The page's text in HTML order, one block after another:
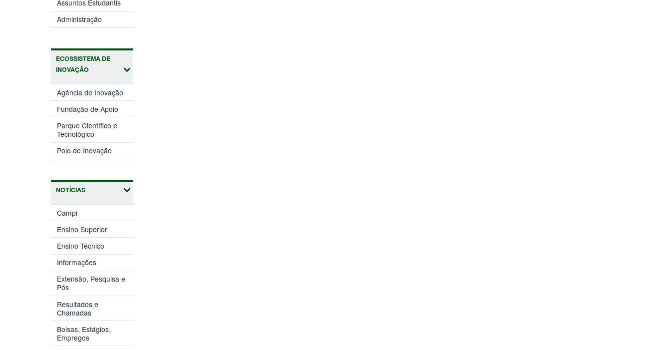
nova
janela)
Assuntos Estudantis(abre
em
janela)
Administração
em
ECOSSISTEMA DE
INOVAÇÃO
Agência de Inovação
em
janela)
Fundação de Apoio
em
Parque Científico e
Tecnológico
em
nova
janela)
Polo de Inovação
em
NOTÍCIAS
Campi
Ensino Superior
Ensino Técnico
Informações
Extensão, Pesquisa e
Pós
Resultados e
Chamadas
Bolsas, Estágios,
Empregos